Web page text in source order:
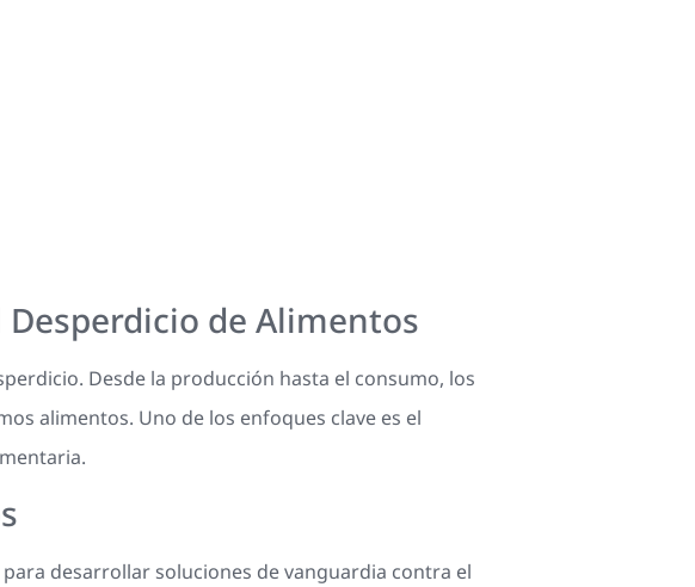
de Alimentos
Desde la producción hasta el consumo, los
alimentos. Uno de los enfoques clave es el
desarrollar soluciones de vanguardia contra el